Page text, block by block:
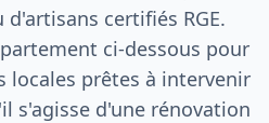
certifiés RGE.
ci-dessous pour
locales prêtes à intervenir
s'agisse d'une rénovation